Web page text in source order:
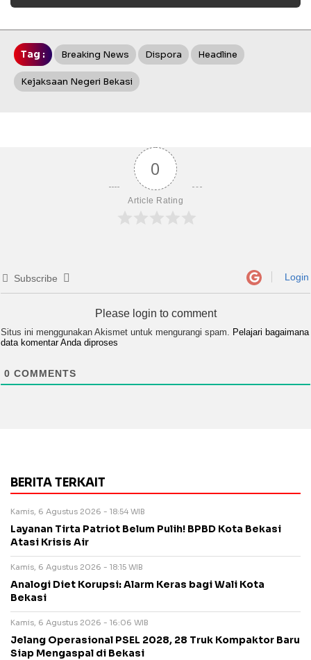
Tag : Breaking News Dispora Headline
Kejaksaan Negeri Bekasi
0
Article Rating
Subscribe Login
Please login to comment
Situs ini menggunakan Akismet untuk mengurangi spam. Pelajari bagaimana
data komentar Anda diproses
0 COMMENTS
BERITA TERKAIT
Kamis, 6 Agustus 2026 - 18:54 WIB
Layanan Tirta Patriot Belum Pulih! BPBD Kota Bekasi
Atasi Krisis Air
Kamis, 6 Agustus 2026 - 18:15 WIB
Analogi Diet Korupsi: Alarm Keras bagi Wali Kota
Bekasi
Kamis, 6 Agustus 2026 - 16:06 WIB
Jelang Operasional PSEL 2028, 28 Truk Kompaktor Baru
Siap Mengaspal di Bekasi